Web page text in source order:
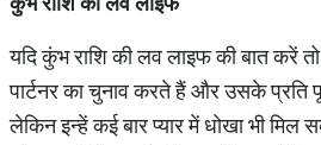
यदि कुंभ राशि की लव लाइफ की बात करें
पार्टनर का चुनाव करते हैं और उसके प्रति
लेकिन इन्हें कई बार प्यार में धोखा भी मिल